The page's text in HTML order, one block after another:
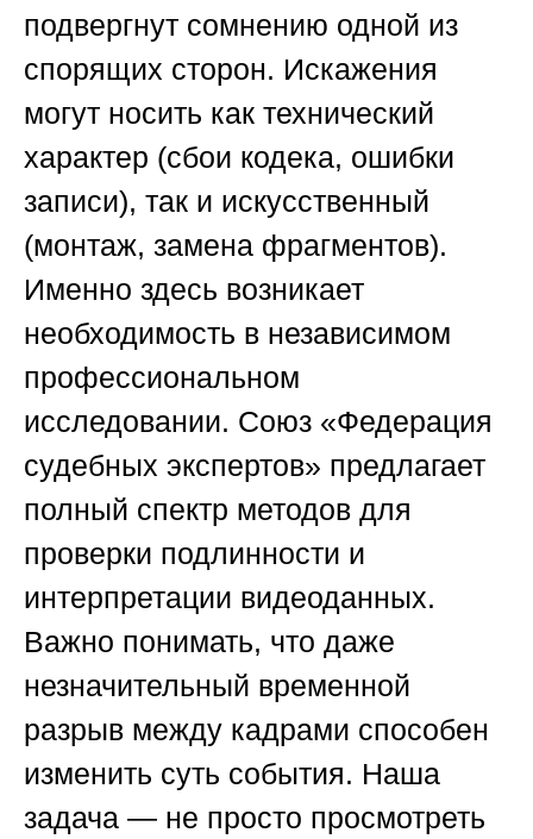
подвергнут сомнению одной из
спорящих сторон. Искажения
могут носить как технический
характер (сбои кодека, ошибки
записи), так и искусственный
(монтаж, замена фрагментов).
Именно здесь возникает
необходимость в независимом
профессиональном
исследовании. Союз «Федерация
судебных экспертов» предлагает
полный спектр методов для
проверки подлинности и
интерпретации видеоданных.
Важно понимать, что даже
незначительный временной
разрыв между кадрами способен
изменить суть события. Наша
задача — не просто просмотреть